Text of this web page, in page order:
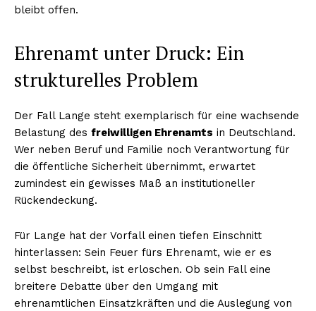
bleibt offen.
Ehrenamt unter Druck: Ein
strukturelles Problem
Der Fall Lange steht exemplarisch für eine wachsende
Belastung des freiwilligen Ehrenamts in Deutschland.
Wer neben Beruf und Familie noch Verantwortung für
die öffentliche Sicherheit übernimmt, erwartet
zumindest ein gewisses Maß an institutioneller
Rückendeckung.
Für Lange hat der Vorfall einen tiefen Einschnitt
hinterlassen: Sein Feuer fürs Ehrenamt, wie er es
selbst beschreibt, ist erloschen. Ob sein Fall eine
breitere Debatte über den Umgang mit
ehrenamtlichen Einsatzkräften und die Auslegung von